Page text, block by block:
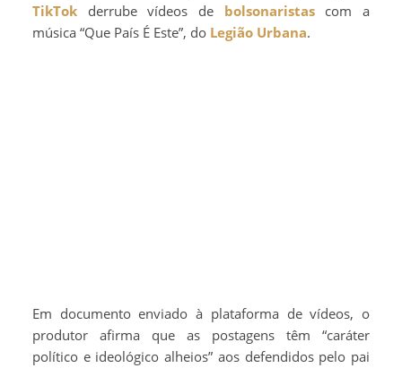
TikTok derrube vídeos de bolsonaristascom a
música “Que País É Este”, do Legião Urbana.
Em documento enviado à plataforma de vídeos, o
produtor afirma que as postagens têm “caráter
político e ideológico alheios” aos defendidos pelo pai